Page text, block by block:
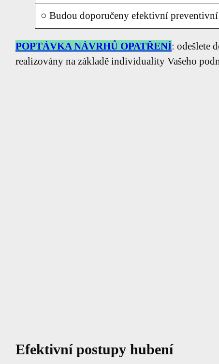
○ Budou doporučeny efektivní preventivní
POPTÁVKA NÁVRHŮ OPATŘENÍ: odešlete
realizovány na základě individuality Vašeho
Efektivní postupy hubení